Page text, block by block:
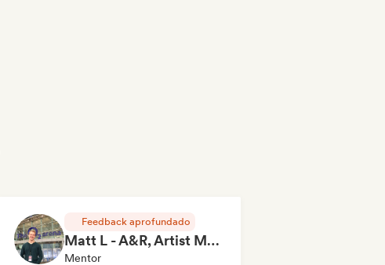
Feedback aprofundado
Matt L - A&R, Artist Management, Songwriter
Mentor